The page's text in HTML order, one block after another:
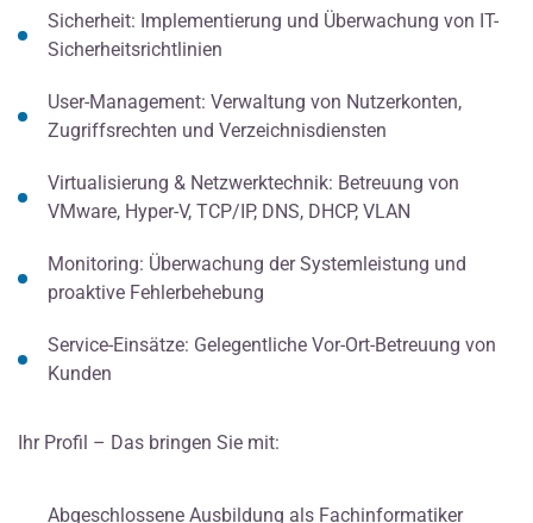
Sicherheit: Implementierung und Überwachung von IT-
Sicherheitsrichtlinien
User-Management: Verwaltung von Nutzerkonten,
Zugriffsrechten und Verzeichnisdiensten
Virtualisierung & Netzwerktechnik: Betreuung von
VMware, Hyper-V, TCP/IP, DNS, DHCP, VLAN
Monitoring: Überwachung der Systemleistung und
proaktive Fehlerbehebung
Service-Einsätze: Gelegentliche Vor-Ort-Betreuung von
Kunden
Ihr Profil – Das bringen Sie mit:
Abgeschlossene Ausbildung als Fachinformatiker